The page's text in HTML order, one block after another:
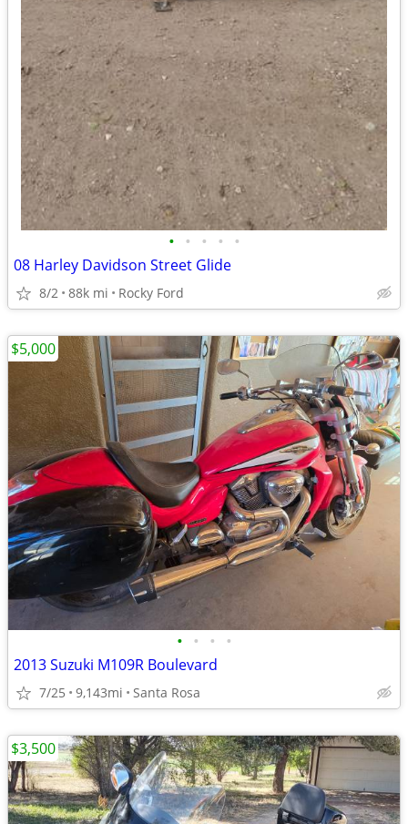
• • • • •
08 Harley Davidson Street Glide
8/2 88k mi Rocky Ford
• • • •
2013 Suzuki M109R Boulevard
7/25 9,143mi Santa Rosa
$5,000
$3,500